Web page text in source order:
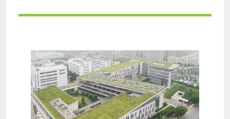
who_we_are.JPG